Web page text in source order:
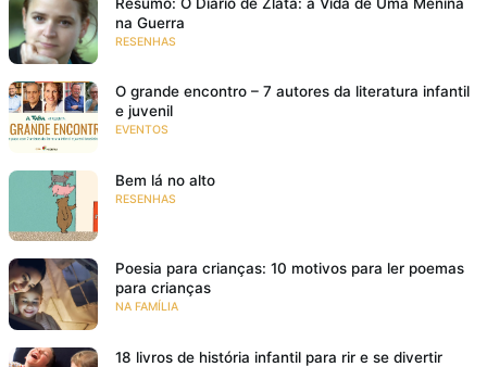
na Guerra
RESENHAS
O grande encontro – 7 autores da literatura infantil
e juvenil
EVENTOS
Bem lá no alto
RESENHAS
Poesia para crianças: 10 motivos para ler poemas
para crianças
NA FAMÍLIA
18 livros de história infantil para rir e se divertir